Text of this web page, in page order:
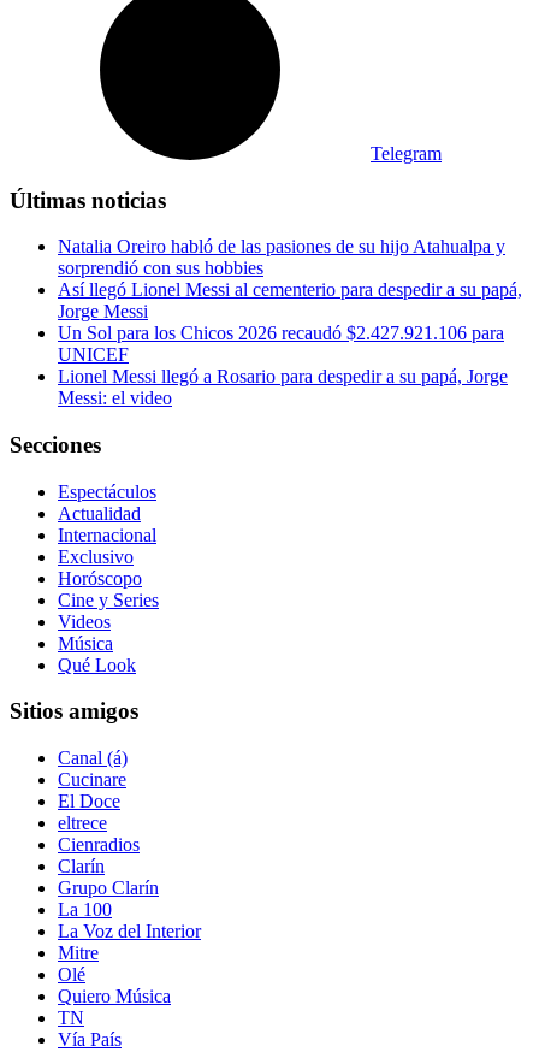
Telegram
Últimas noticias
Natalia Oreiro habló de las pasiones de su hijo Atahualpa y
sorprendió con sus hobbies
Así llegó Lionel Messi al cementerio para despedir a su papá,
Jorge Messi
Un Sol para los Chicos 2026 recaudó $2.427.921.106 para
UNICEF
Lionel Messi llegó a Rosario para despedir a su papá, Jorge
Messi: el video
Secciones
Espectáculos
Actualidad
Internacional
Exclusivo
Horóscopo
Cine y Series
Videos
Música
Qué Look
Sitios amigos
Canal (á)
Cucinare
El Doce
eltrece
Cienradios
Clarín
Grupo Clarín
La 100
La Voz del Interior
Mitre
Olé
Quiero Música
TN
Vía País